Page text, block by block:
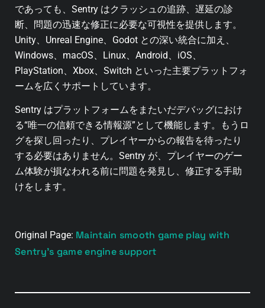
であっても、Sentry はクラッシュの追跡、遅延の診
断、問題の迅速な修正に必要な可視性を提供します。
Unity、Unreal Engine、Godot との深い統合に加え、
Windows、macOS、Linux、Android、iOS、
PlayStation、Xbox、Switch といった主要プラットフォ
ームを広くサポートしています。
Sentry はプラットフォームをまたいだデバッグにおけ
る“唯一の信頼できる情報源”として機能します。もうロ
グを探し回ったり、プレイヤーからの報告を待ったり
する必要はありません。Sentry が、プレイヤーのゲー
ム体験が損なわれる前に問題を発見し、修正する手助
けをします。
Original Page: Maintain smooth game play with
Sentry’s game engine support